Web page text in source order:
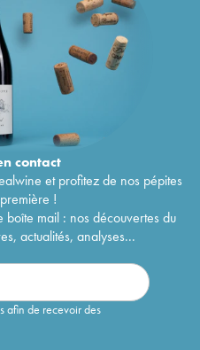
contact
et profitez de nos pépites
!
boîte mail : nos découvertes du
actualités, analyses...
afin de recevoir des